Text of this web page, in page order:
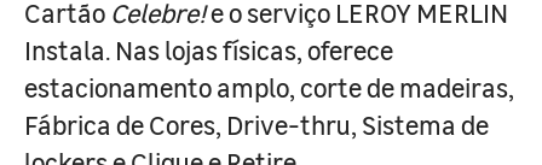
Cartão Celebre!e o serviço LEROY MERLIN
Instala. Nas lojas físicas, oferece
estacionamento amplo, corte de madeiras,
Fábrica de Cores, Drive-thru, Sistema de